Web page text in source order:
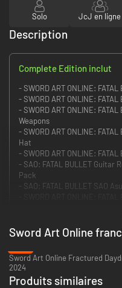
Solo JcJ en ligne
Description
Complete Edition inclut
- SWORD ART ONLINE:
- SWORD ART ONLINE:
- SWORD ART ONLINE:
Weapons
- SWORD ART ONLINE:
Hat
- SWORD ART ONLINE:
- SAO: FATAL BULLET
Pack
- SAO: FATAL BULLET SAO
- SWORD ART ONLINE: FATAL
- SWORD ART ONLINE:
- SWORD ART ONLINE:
- SWORD ART ONLINE:
- SWORD ART ONLINE:
- SWORD ART ONLINE: FATAL
Sword Art Online
2024
Produits similaires